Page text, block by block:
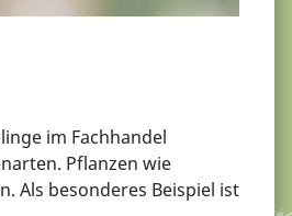
im Fachhandel
Pflanzen wie
Als besonderes Beispiel ist